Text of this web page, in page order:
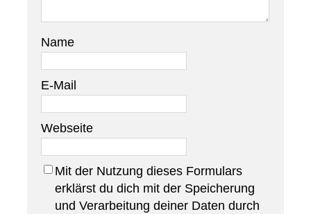
Name
E-Mail
Webseite
Mit der Nutzung dieses Formulars
erklärst du dich mit der Speicherung
und Verarbeitung deiner Daten durch